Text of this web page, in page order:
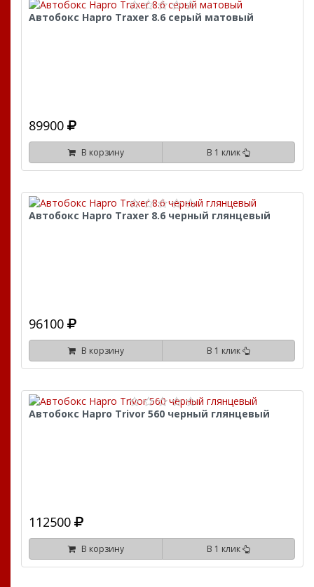
Автобокс Hapro Traxer 8.6 серый матовый
89900
В корзину В 1 клик
Автобокс Hapro Traxer 8.6 черный глянцевый
96100
В корзину В 1 клик
Автобокс Hapro Trivor 560 черный глянцевый
112500
В корзину В 1 клик